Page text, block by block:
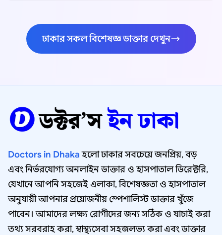
ঢাকার সকল বিশেষজ্ঞ ডাক্তার দেখুন
Doctors in Dhakaহলো ঢাকার সবচেয়ে জনপ্রিয়, বড়
এবং নির্ভরযোগ্য অনলাইন ডাক্তার ও হাসপাতাল ডিরেক্টরি,
যেখানে আপনি সহজেই এলাকা, বিশেষজ্ঞতা ও হাসপাতাল
অনুযায়ী আপনার প্রয়োজনীয় স্পেশালিস্ট ডাক্তার খুঁজে
পাবেন। আমাদের লক্ষ্য রোগীদের জন্য সঠিক ও যাচাই করা
তথ্য সরবরাহ করা, স্বাস্থ্যসেবা সহজলভ্য করা এবং ডাক্তার